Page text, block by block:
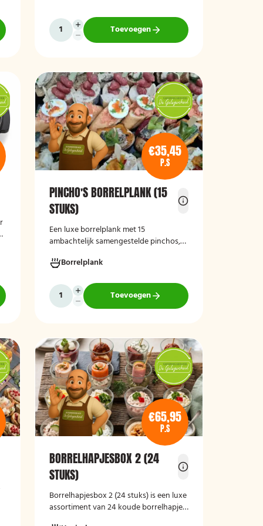
zongedroogde tomaat. Ideaal als
borrelhapje voor feestjes, recepties of
zakelijke bijeenkomsten. De wraps zijn
Toevoegen
€35,45
P.S
PINCHO'S BORRELPLANK (15
STUKS)
Een luxe borrelplank met 15
ambachtelijk samengestelde pinchos,
aanvulling op iedere borrel of
Borrelplank
Toevoegen
€65,95
P.S
BORRELHAPJESBOX 2 (24
STUKS)
Borrelhapjesbox 2 (24 stuks) is een luxe
assortiment van 24 koude borrelhapjes,